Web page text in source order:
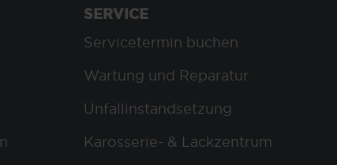
SERVICE
Servicetermin buchen
Wartung und Reparatur
Unfallinstandsetzung
Karosserie- & Lackzentrum